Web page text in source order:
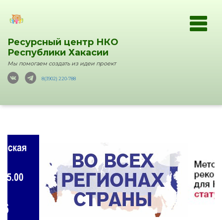
Ресурсный центр НКО
Республики Хакасии
Мы помогаем создать из идеи проект
8(3902) 220-788